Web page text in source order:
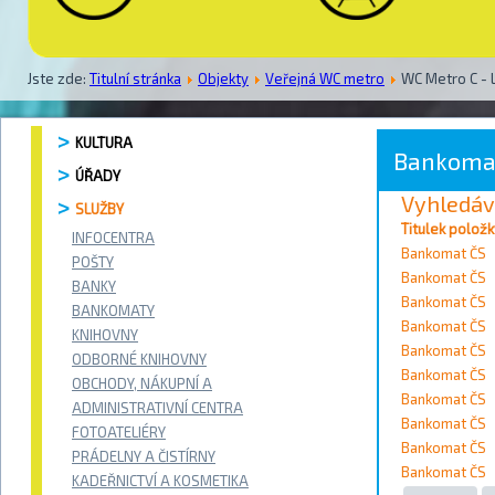
Jste zde: Titulní stránka Objekty Veřejná WC metro WC Metro C -
KULTURA
ÚŘADY
SLUŽBY
INFOCENTRA
POŠTY
BANKY
BANKOMATY
KNIHOVNY
ODBORNÉ KNIHOVNY
OBCHODY, NÁKUPNÍ A
ADMINISTRATIVNÍ CENTRA
FOTOATELIÉRY
PRÁDELNY A ČISTÍRNY
KADEŘNICTVÍ A KOSMETIKA
Vyhledávání
Vyhledat
Kontakty
Město
Přístupnost
Vyhledat
Titulek
Bankomat ČS
Bankomat ČS
Bankomat ČS
Bankomat ČS
Bankomat ČS
Bankomat ČS
Bankomat ČS
Bankomat ČS
Bankomat ČS
Bankomat ČS